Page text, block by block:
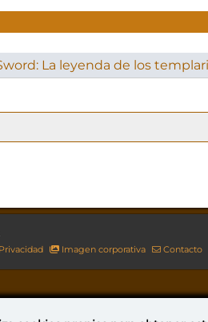
La leyenda de los
Imagen corporativa Contacto
Esta obra está bajo una